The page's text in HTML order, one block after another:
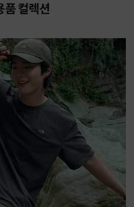
품 컬렉션